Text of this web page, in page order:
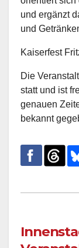
und ergänzt
und
Kaiserfest
Die
statt und ist
genauen
bekannt